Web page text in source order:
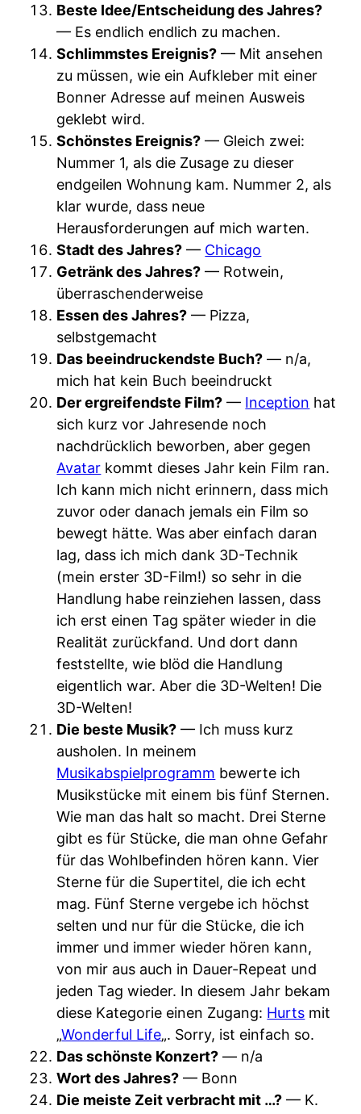
Beste Idee/Entscheidung des Jahres?
— Es endlich endlich zu machen.
Schlimmstes Ereignis? — Mit ansehen
zu müssen, wie ein Aufkleber mit einer
Bonner Adresse auf meinen Ausweis
geklebt wird.
Schönstes Ereignis? — Gleich zwei:
Nummer 1, als die Zusage zu dieser
endgeilen Wohnung kam. Nummer 2, als
klar wurde, dass neue
Herausforderungen auf mich warten.
Stadt des Jahres? — Chicago
Getränk des Jahres? — Rotwein,
überraschenderweise
Essen des Jahres? — Pizza,
selbstgemacht
Das beeindruckendste Buch? — n/a,
mich hat kein Buch beeindruckt
Der ergreifendste Film? — Inception hat
sich kurz vor Jahresende noch
nachdrücklich beworben, aber gegen
Avatar kommt dieses Jahr kein Film ran.
Ich kann mich nicht erinnern, dass mich
zuvor oder danach jemals ein Film so
bewegt hätte. Was aber einfach daran
lag, dass ich mich dank 3D-Technik
(mein erster 3D-Film!) so sehr in die
Handlung habe reinziehen lassen, dass
ich erst einen Tag später wieder in die
Realität zurückfand. Und dort dann
feststellte, wie blöd die Handlung
eigentlich war. Aber die 3D-Welten! Die
3D-Welten!
Die beste Musik? — Ich muss kurz
ausholen. In meinem
Musikabspielprogramm bewerte ich
Musikstücke mit einem bis fünf Sternen.
Wie man das halt so macht. Drei Sterne
gibt es für Stücke, die man ohne Gefahr
für das Wohlbefinden hören kann. Vier
Sterne für die Supertitel, die ich echt
mag. Fünf Sterne vergebe ich höchst
selten und nur für die Stücke, die ich
immer und immer wieder hören kann,
von mir aus auch in Dauer-Repeat und
jeden Tag wieder. In diesem Jahr bekam
diese Kategorie einen Zugang: Hurts mit
„Wonderful Life„. Sorry, ist einfach so.
Das schönste Konzert? — n/a
Wort des Jahres? — Bonn
Die meiste Zeit verbracht mit …? — K.